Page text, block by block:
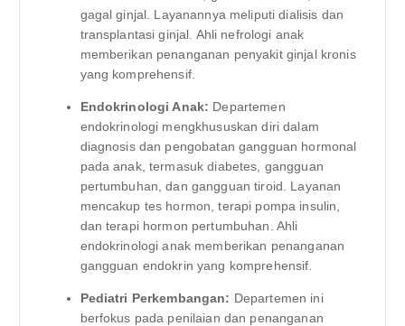
gagal ginjal. Layanannya meliputi dialisis dan
transplantasi ginjal. Ahli nefrologi anak
memberikan penanganan penyakit ginjal kronis
yang komprehensif.
Endokrinologi Anak: Departemen
endokrinologi mengkhususkan diri dalam
diagnosis dan pengobatan gangguan hormonal
pada anak, termasuk diabetes, gangguan
pertumbuhan, dan gangguan tiroid. Layanan
mencakup tes hormon, terapi pompa insulin,
dan terapi hormon pertumbuhan. Ahli
endokrinologi anak memberikan penanganan
gangguan endokrin yang komprehensif.
Pediatri Perkembangan: Departemen ini
berfokus pada penilaian dan penanganan